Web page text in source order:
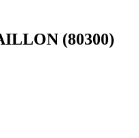
(80300)